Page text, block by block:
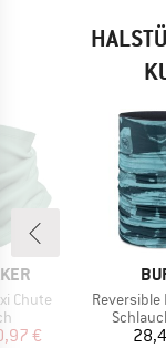
Chute
Preis
€
Artikel
Reversible